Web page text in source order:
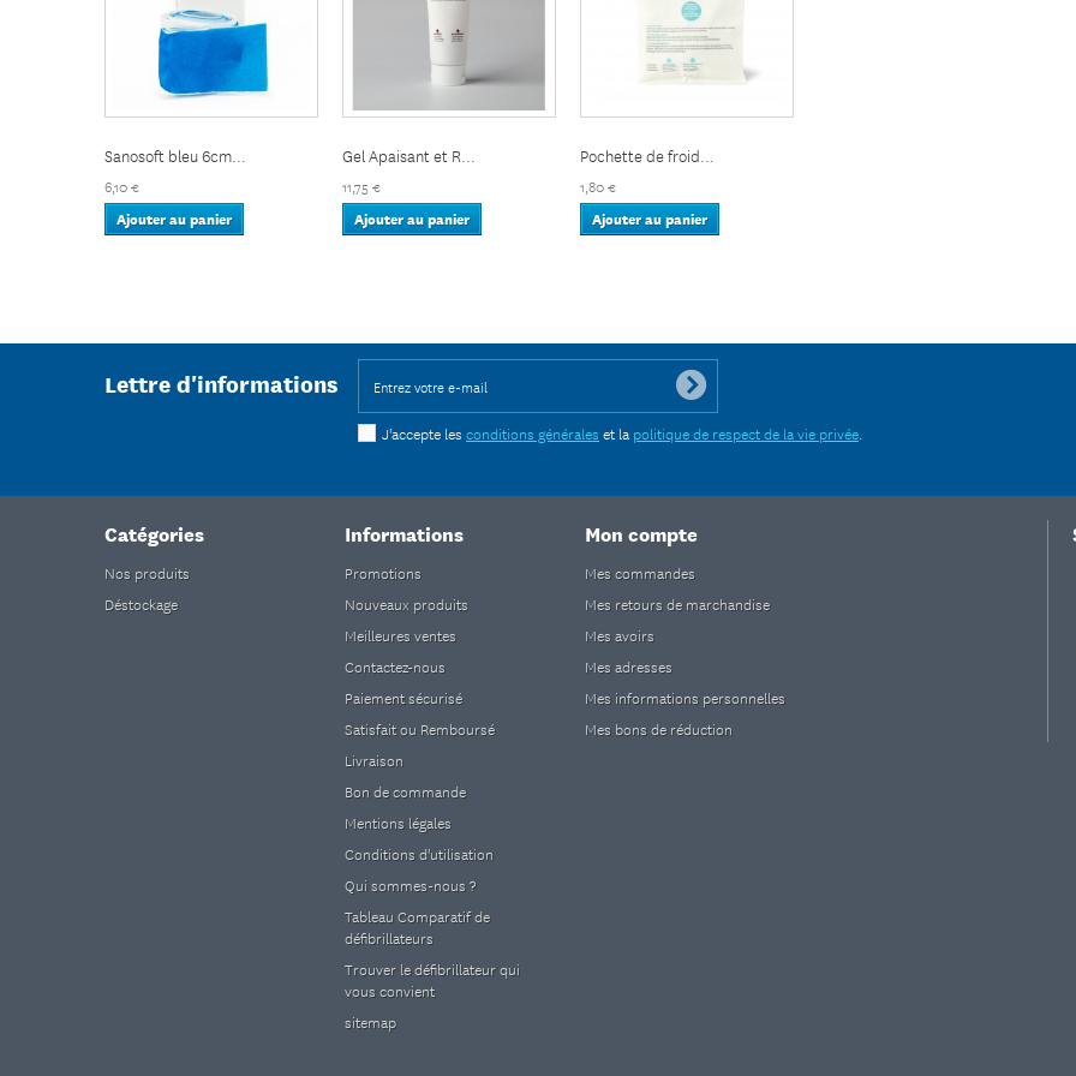
Sanosoft bleu 6cm...
6,10 €
Ajouter au panier
Gel Apaisant et R...
11,75 €
Ajouter au panier
Pochette de froid...
1,80 €
Ajouter au panier
Lettre d'informations
J'accepte les conditions générales et la politique de respect de la vie privée.
Catégories
Nos produits
Déstockage
Informations
Promotions
Nouveaux produits
Meilleures ventes
Contactez-nous
Paiement sécurisé
Satisfait ou Remboursé
Livraison
Bon de commande
Mentions légales
Conditions d'utilisation
Qui sommes-nous ?
Tableau Comparatif de
défibrillateurs
Trouver le défibrillateur qui
vous convient
sitemap
Mon compte
Mes commandes
Mes retours de marchandise
Mes avoirs
Mes adresses
Mes informations personnelles
Mes bons de réduction